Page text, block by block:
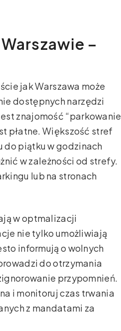
–
jak Warszawa może
dostępnych narzędzi
znajomość “parkowanie
płatne. Większość stref
do piątku w godzinach
w zależności od strefy.
lub na stronach
w optmalizacji
nie tylko umożliwiają
informują o wolnych
do otrzymania
przypomnień.
i monitoruj czas trwania
z mandatami za